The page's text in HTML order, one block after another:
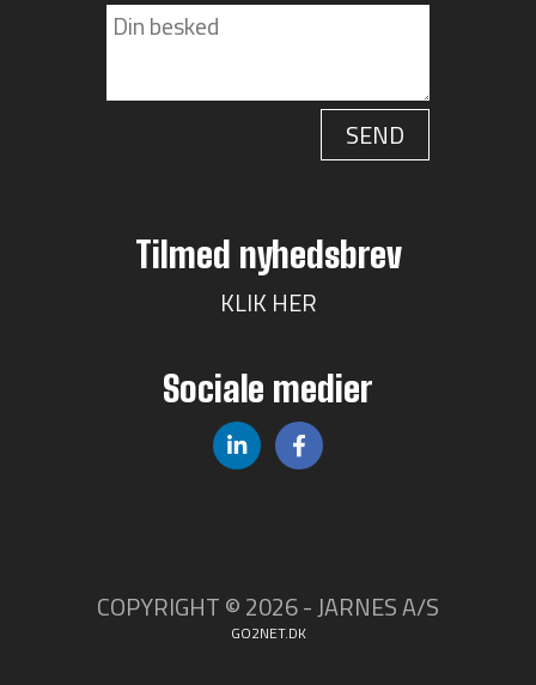
Tilmed nyhedsbrev
KLIK HER
Sociale medier
COPYRIGHT © 2026 - JARNES A/S
GO2NET.DK